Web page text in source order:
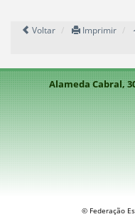
Voltar Imprimir
Alameda Cabral,
© Federação